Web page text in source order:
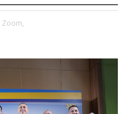
Zoom,